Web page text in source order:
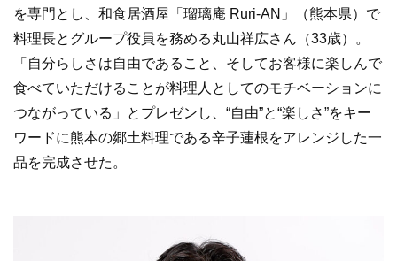
を専門とし、和食居酒屋「瑠璃庵 Ruri-AN」（熊本県）で
料理長とグループ役員を務める丸山祥広さん（33歳）。
「自分らしさは自由であること、そしてお客様に楽しんで
食べていただけることが料理人としてのモチベーションに
つながっている」とプレゼンし、“自由”と“楽しさ”をキー
ワードに熊本の郷土料理である辛子蓮根をアレンジした一
品を完成させた。